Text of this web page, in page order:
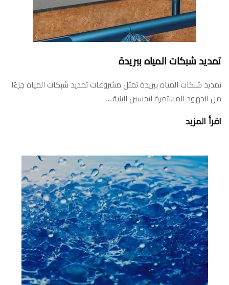
تمديد شبكات المياه ببريدة
تمديد شبكات المياه ببريدة تمثل مشروعات تمديد شبكات المياه جزءًا
من الجهود المستمرة لتحسين البنية…
اقرأ المزيد